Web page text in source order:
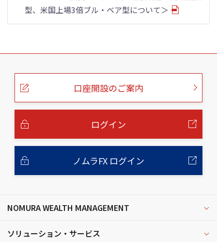
型、米国上場3倍ブル・ベア型について＞
こ
口座開設のご案内
ログイン
ノムラFX ログイン
NOMURA WEALTH MANAGEMENT
ソリューション・サービス